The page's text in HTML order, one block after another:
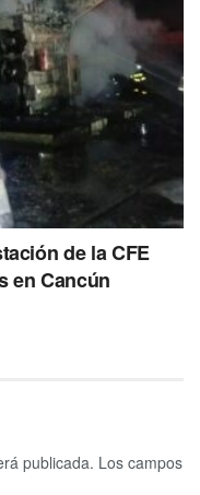
de la CFE
en Cancún
publicada. Los campos